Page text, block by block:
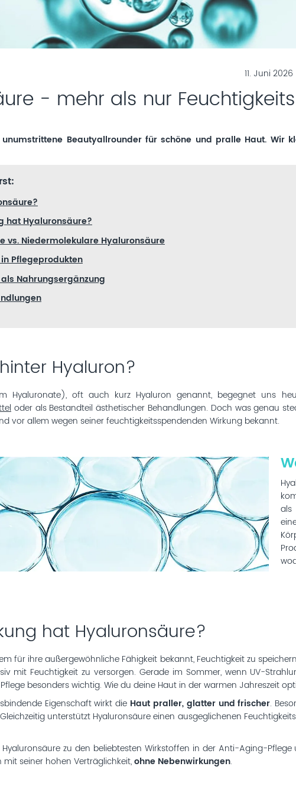
11. Juni 2026
- mehr als nur
Beautyallrounder für schöne und pralle Haut.
hat Hyaluronsäure?
vs. Niedermolekulare Hyaluronsäure
Pflegeprodukten
Nahrungsergänzung
Hyaluron?
Hyaluronate), oft auch kurz Hyaluron genannt, begegnet uns
oder als Bestandteil ästhetischer Behandlungen. Doch was genau
vor allem wegen seiner feuchtigkeitsspendenden Wirkung bekannt.
als
hat Hyaluronsäure?
für ihre außergewöhnliche Fähigkeit bekannt, Feuchtigkeit zu
mit Feuchtigkeit zu versorgen. Gerade im Sommer, wenn UV-
besonders wichtig. Wie du deine Haut in der warmen Jahreszeit
Eigenschaft wirkt die Haut praller, glatter und frischer.
unterstützt Hyaluronsäure einen ausgeglichenen
zu den beliebtesten Wirkstoffen in der Anti-Aging-
seiner hohen Verträglichkeit,ohne Nebenwirkungen.